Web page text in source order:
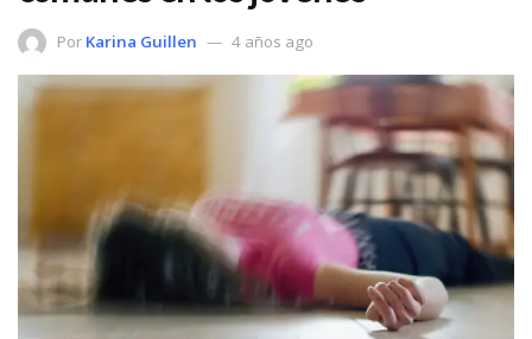
Por Karina Guillen 4 años ago